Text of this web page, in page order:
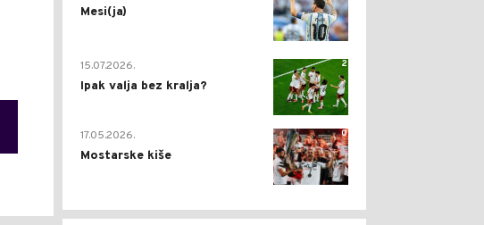
Mesi(ja)
2
15.07.2026.
Ipak valja bez kralja?
0
17.05.2026.
Mostarske kiše